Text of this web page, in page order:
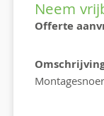
Neem
Offerte